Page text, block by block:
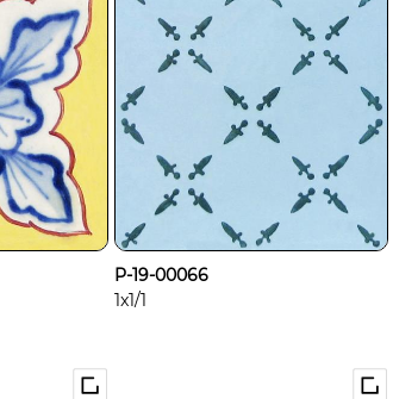
P-19-00066
1x1/1